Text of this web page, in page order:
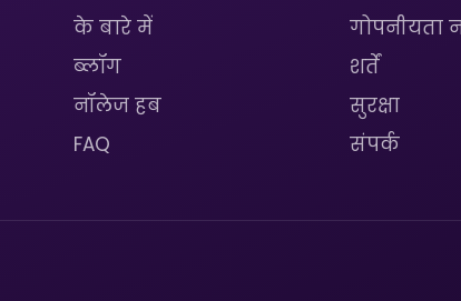
के बारे में
ब्लॉग
नॉलेज हब
FAQ
गोपनीयता
शर्तें
सुरक्षा
संपर्क